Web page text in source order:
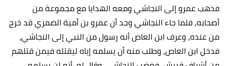
فذهب عمرو إلى النجاشي ومعه الهدايا مع مجموعة من
أصحابه، فلما جاء النجاشي وجد أن عمرو بن أمية الضمري قد خرج
من عنده، وعرف ابن العاص أنه رسول من النبي إلى النجاشي،
فدخل ابن العاص، وطلب منه أن يسلمه إياه ليقتله فيمن قتلهم